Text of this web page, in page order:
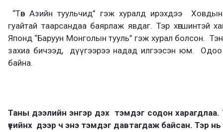
“Төв Азийн туульчид” гэж хуралд ирэхдээ
гуайтай таарсандаа баярлаж явдаг. Тэр хөгшинтэй
Японд “Баруун Монголын тууль” гэж хурал болсон.
захиа бичээд, дүүгээрээ надад илгээсэн юм.
байна.
Таны дээлийн энгэр дэх тэмдэг содон харагдлаа.
үеийнх дээр ч энэ тэмдэг давтагдаж байсан. Тэр